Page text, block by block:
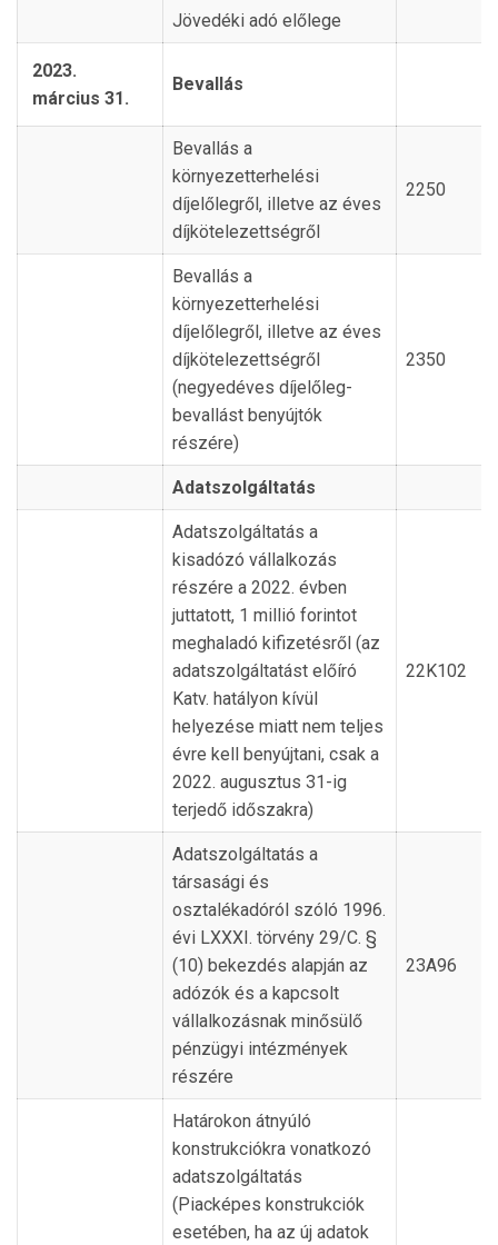
Jövedéki adó előlege
2023.
március 31.
Bevallás
Bevallás a
környezetterhelési
díjelőlegről, illetve az éves
díjkötelezettségről
2250
Bevallás a
környezetterhelési
díjelőlegről, illetve az éves
díjkötelezettségről
(negyedéves díjelőleg-
bevallást benyújtók
részére)
2350
Adatszolgáltatás
Adatszolgáltatás a
kisadózó vállalkozás
részére a 2022. évben
juttatott, 1 millió forintot
meghaladó kifizetésről (az
adatszolgáltatást előíró
Katv. hatályon kívül
helyezése miatt nem teljes
évre kell benyújtani, csak a
2022. augusztus 31-ig
terjedő időszakra)
22K102
Adatszolgáltatás a
társasági és
osztalékadóról szóló 1996.
évi LXXXI. törvény 29/C. §
(10) bekezdés alapján az
adózók és a kapcsolt
vállalkozásnak minősülő
pénzügyi intézmények
részére
23A96
Határokon átnyúló
konstrukciókra vonatkozó
adatszolgáltatás
(Piacképes konstrukciók
esetében, ha az új adatok